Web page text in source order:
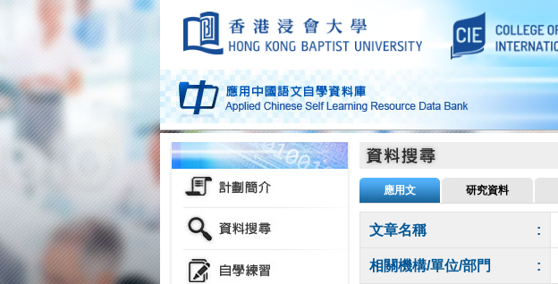
應用文 研究資料
文章名稱 :
相關機構/單位/部門 :